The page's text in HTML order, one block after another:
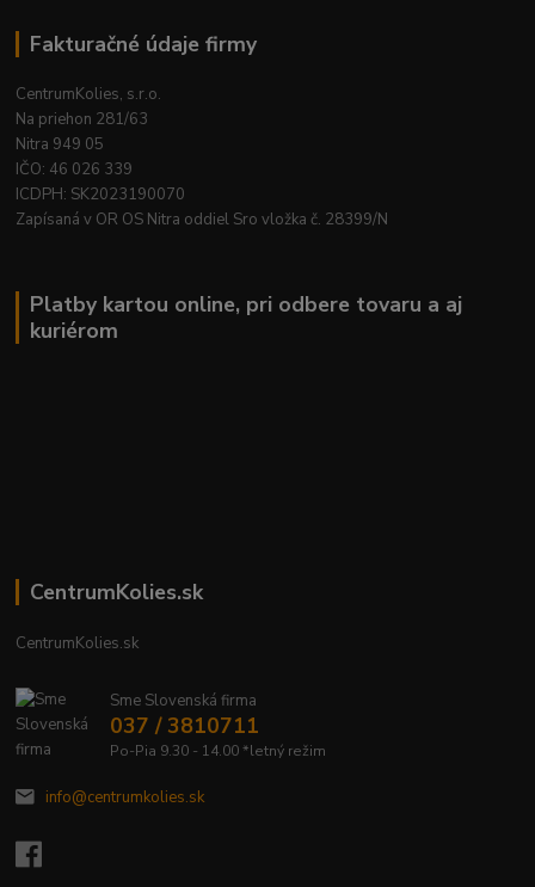
Fakturačné údaje firmy
CentrumKolies, s.r.o.
Na priehon 281/63
Nitra 949 05
IČO: 46 026 339
ICDPH: SK2023190070
Zapísaná v OR OS Nitra oddiel Sro vložka č. 28399/N
Platby kartou online, pri odbere tovaru a aj
kuriérom
CentrumKolies.sk
CentrumKolies.sk
Sme Slovenská firma
037 / 3810711
Po-Pia 9.30 - 14.00 *letný režim
info@centrumkolies.sk